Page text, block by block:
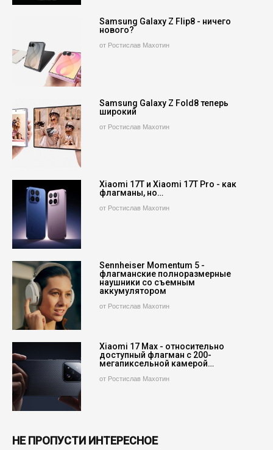
Samsung Galaxy Z Flip8 - ничего
нового?
от Ростислав Махотин
Samsung Galaxy Z Fold8 теперь
широкий
от Ростислав Махотин
Xiaomi 17T и Xiaomi 17T Pro - как
флагманы, но…
от Ростислав Махотин
Sennheiser Momentum 5 -
флагманские полноразмерные
наушники со съемным
аккумулятором
от Ростислав Махотин
Xiaomi 17 Max - относительно
доступный флагман с 200-
мегапиксельной камерой…
от Ростислав Махотин
НЕ ПРОПУСТИ ИНТЕРЕСНОЕ